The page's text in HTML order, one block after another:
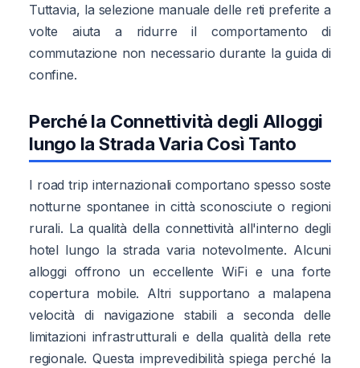
Tuttavia, la selezione manuale delle reti preferite a
volte aiuta a ridurre il comportamento di
commutazione non necessario durante la guida di
confine.
Perché la Connettività degli Alloggi
lungo la Strada Varia Così Tanto
I road trip internazionali comportano spesso soste
notturne spontanee in città sconosciute o regioni
rurali. La qualità della connettività all'interno degli
hotel lungo la strada varia notevolmente. Alcuni
alloggi offrono un eccellente WiFi e una forte
copertura mobile. Altri supportano a malapena
velocità di navigazione stabili a seconda delle
limitazioni infrastrutturali e della qualità della rete
regionale. Questa imprevedibilità spiega perché la